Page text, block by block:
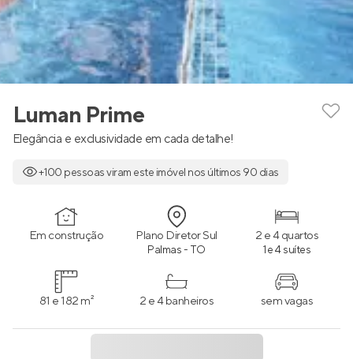
Luman Prime
Elegância e exclusividade em cada detalhe!
+100 pessoas viram este imóvel nos últimos 90 dias
Em construção Plano Diretor Sul
Palmas - TO
2 e 4 quartos
1 e 4 suítes
81 e 182 m² 2 e 4 banheiros sem vagas